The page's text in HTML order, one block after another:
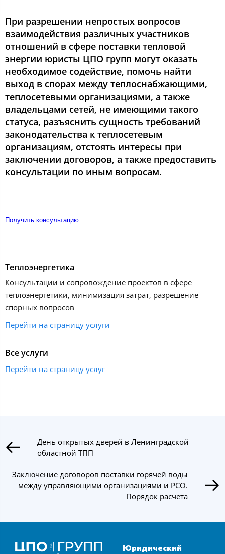
При разрешении непростых вопросов
взаимодействия различных участников
отношений в сфере поставки тепловой
энергии юристы ЦПО групп могут оказать
необходимое содействие, помочь найти
выход в спорах между теплоснабжающими,
теплосетевыми организациями, а также
владельцами сетей, не имеющими такого
статуса, разъяснить сущность требований
законодательства к теплосетевым
организациям, отстоять интересы при
заключении договоров, а также предоставить
консультации по иным вопросам.
Получить консультацию
Теплоэнергетика
Консультации и сопровождение проектов в сфере
теплоэнергетики, минимизация затрат, разрешение
спорных вопросов
Перейти на страницу услуги
Все услуги
Перейти на страницу услуг
День открытых дверей в Ленинградской
областной ТПП
Заключение договоров поставки горячей воды
между управляющими организациями и РСО.
Порядок расчета
Юридический